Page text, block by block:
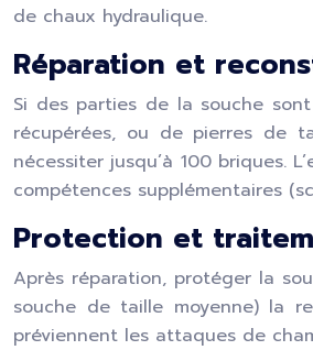
de chaux hydraulique.
Réparation et
Si des parties de la souche
récupérées, ou de pierres de
nécessiter jusqu’à 100 briques.
compétences supplémentaires
Protection et
Après réparation, protéger la
souche de taille moyenne) la
préviennent les attaques de